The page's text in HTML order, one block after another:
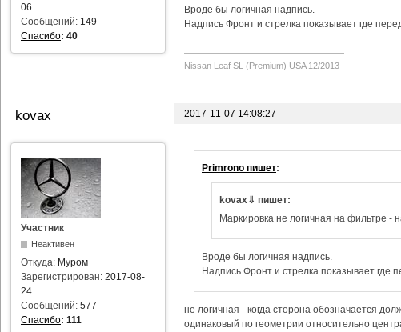
06
Сообщений: 149
Спасибо: 40
Вроде бы логичная надпись.
Надпись Фронт и стрелка показывает где
Nissan Leaf SL (Premium) USA 12/2013
kovax 2017-11-07 14:08:27
Участник
Неактивен
Откуда: Муром
Зарегистрирован: 2017-08-
24
Сообщений: 577
Спасибо: 111
Primrono пишет:
kovax⇓ пишет:
Маркировка не логичная на фильтре -
Вроде бы логичная надпись.
Надпись Фронт и стрелка показывает где
не логичная - когда сторона обозначается
одинаковый по геометрии относительно